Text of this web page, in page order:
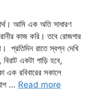
আমি এক অতি সাধারণ
কাজ করি। তবে রোজগার
প্রতিদিন রাতে স্বপ্ন দেখি
একটা গাড়ি হবে,
রবিবারের সকালে
… Read more